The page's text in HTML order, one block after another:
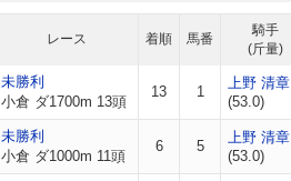
レース 着順 馬番
騎手
(斤量)
未勝利
小倉 ダ1700m 13頭
13 1
上野 清章
(53.0)
未勝利
小倉 ダ1000m 11頭
6 5
上野 清章
(53.0)